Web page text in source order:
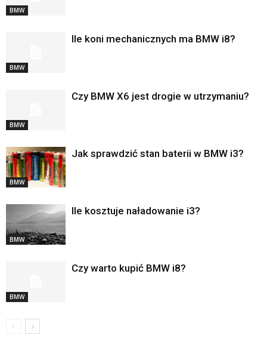
BMW
BMW
Ile koni mechanicznych ma BMW i8?
BMW
Czy BMW X6 jest drogie w utrzymaniu?
BMW
Jak sprawdzić stan baterii w BMW i3?
BMW
Ile kosztuje naładowanie i3?
BMW
Czy warto kupić BMW i8?